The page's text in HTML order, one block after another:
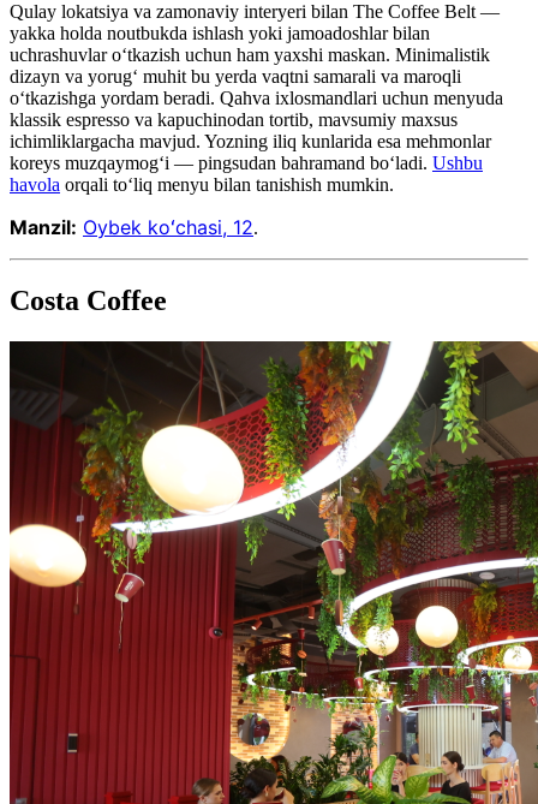
Qulay lokatsiya va zamonaviy interyeri bilan The Coffee Belt —
yakka holda noutbukda ishlash yoki jamoadoshlar bilan
uchrashuvlar o‘tkazish uchun ham yaxshi maskan. Minimalistik
dizayn va yorug‘ muhit bu yerda vaqtni samarali va maroqli
o‘tkazishga yordam beradi. Qahva ixlosmandlari uchun menyuda
klassik espresso va kapuchinodan tortib, mavsumiy maxsus
ichimliklargacha mavjud. Yozning iliq kunlarida esa mehmonlar
koreys muzqaymog‘i — pingsudan bahramand bo‘ladi. Ushbu
havola orqali toʻliq menyu bilan tanishish mumkin.
Manzil: Oybek koʻchasi, 12.
Costa Coffee